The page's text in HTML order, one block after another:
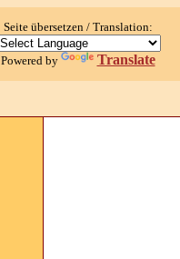
Seite übersetzen / Translation:
Powered by Translate